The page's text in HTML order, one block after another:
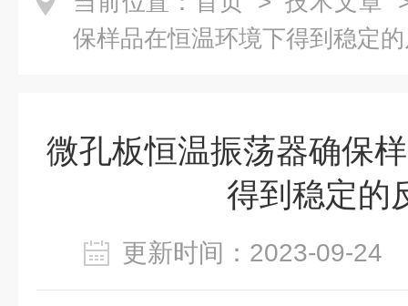
保样品在恒温环境下得到稳定
微孔板恒温振荡器确保
得到稳定的
更新时间：2023-09-